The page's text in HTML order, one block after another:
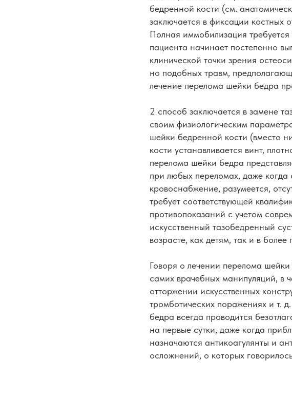
бедренной кости (см.
заключается в фиксации костных
Полная иммобилизация
пациента начинает постепенно
клинической точки зрения
но подобных травм,
лечение перелома шейки бедра
2 способ заключается в замене
своим физиологическим
шейки бедренной кости (вместо
кости устанавливается винт,
перелома шейки бедра
при любых переломах, даже
кровоснабжение, разумеется,
требует соответствующей
противопоказаний с учетом
искусственный тазобедренный
возрасте, как детям, так и в
Говоря о лечении перелома
самих врачебных манипуляций, в
отторжении искусственных
тромботических поражениях и т.
бедра всегда проводится
на первые сутки, даже когда
назначаются антикоагулянты и
осложнений, о которых